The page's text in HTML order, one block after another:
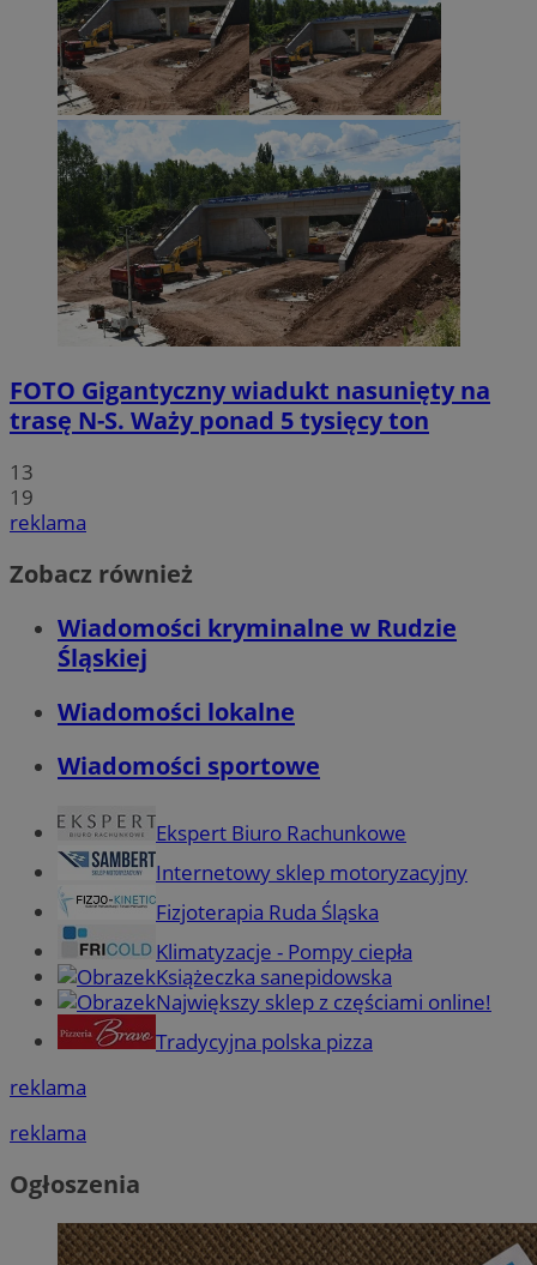
FOTO Gigantyczny wiadukt nasunięty na
trasę N-S. Waży ponad 5 tysięcy ton
13
19
reklama
Zobacz również
Wiadomości kryminalne w Rudzie
Śląskiej
Wiadomości lokalne
Wiadomości sportowe
Ekspert Biuro Rachunkowe
Internetowy sklep motoryzacyjny
Fizjoterapia Ruda Śląska
Klimatyzacje - Pompy ciepła
Książeczka sanepidowska
Największy sklep z częściami online!
Tradycyjna polska pizza
reklama
reklama
Ogłoszenia